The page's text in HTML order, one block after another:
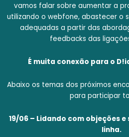
vamos falar sobre aumentar a
utilizando o webfone, abastecer o
adequadas a partir das
feedbacks das
É muita conexão para o
Abaixo os temas dos próximos
para participar
19/06 – Lidando com objeções
linha.